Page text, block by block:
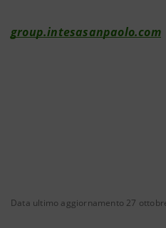
group.intesasanpaolo.com
Data ultimo aggiornamento 27